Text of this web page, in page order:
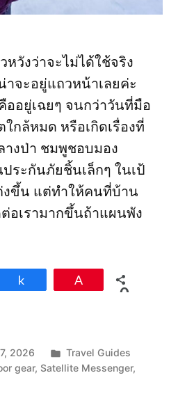
วังว่าจะไม่ได้ใช้จริง
น่าจะอยู่แถวหน้าเลยค่ะ
ออยู่เฉยๆ จนกว่าวันที่มือ
ล้หมด หรือเกิดเรื่องที่
างป่า ชมพูชอบมอง
ระกันภัยชิ้นเล็กๆ ในเป้
งขึ้น แต่ทำให้คนที่บ้าน
อเรามากขึ้นถ้าแผนพัง
0
2026
Posted
in
Travel Guides
gear, Satellite Messenger,